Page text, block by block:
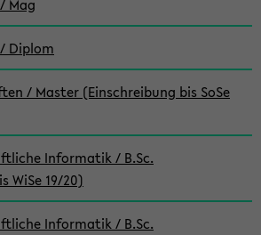
Mag
Diplom
/ Master (Einschreibung bis SoSe
Informatik / B.Sc.
WiSe 19/20)
Informatik / B.Sc.